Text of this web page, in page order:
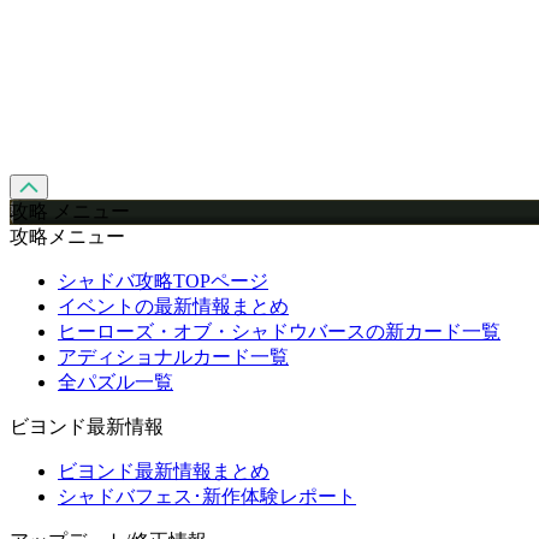
攻略 メニュー
攻略メニュー
シャドバ攻略TOPページ
イベントの最新情報まとめ
ヒーローズ・オブ・シャドウバースの新カード一覧
アディショナルカード一覧
全パズル一覧
ビヨンド最新情報
ビヨンド最新情報まとめ
シャドバフェス･新作体験レポート